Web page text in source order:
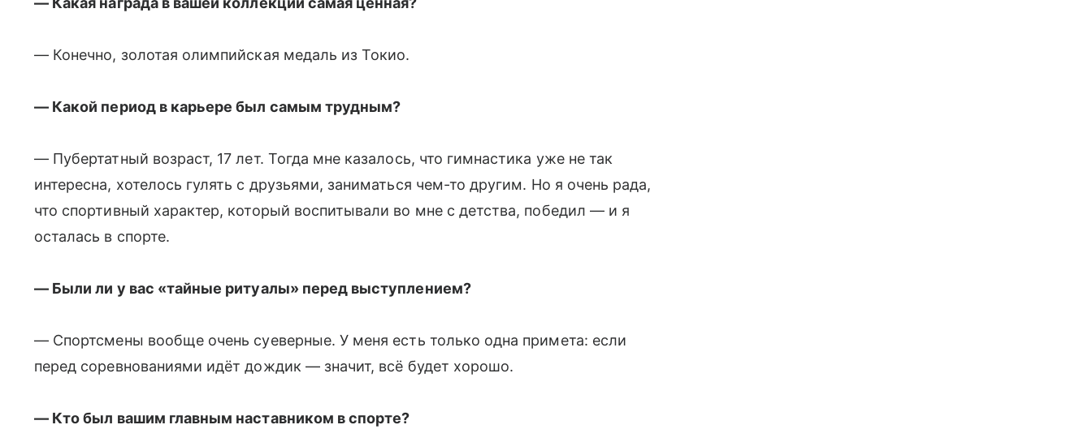
— Конечно, золотая олимпийская медаль из Токио.
— Какой период в карьере был самым трудным?
— Пубертатный возраст, 17 лет. Тогда мне казалось, что гимнастика уже не так
интересна, хотелось гулять с друзьями, заниматься чем-то другим. Но я очень рада,
что спортивный характер, который воспитывали во мне с детства, победил — и я
осталась в спорте.
— Были ли у вас «тайные ритуалы» перед выступлением?
— Спортсмены вообще очень суеверные. У меня есть только одна примета: если
перед соревнованиями идёт дождик — значит, всё будет хорошо.
— Кто был вашим главным наставником в спорте?